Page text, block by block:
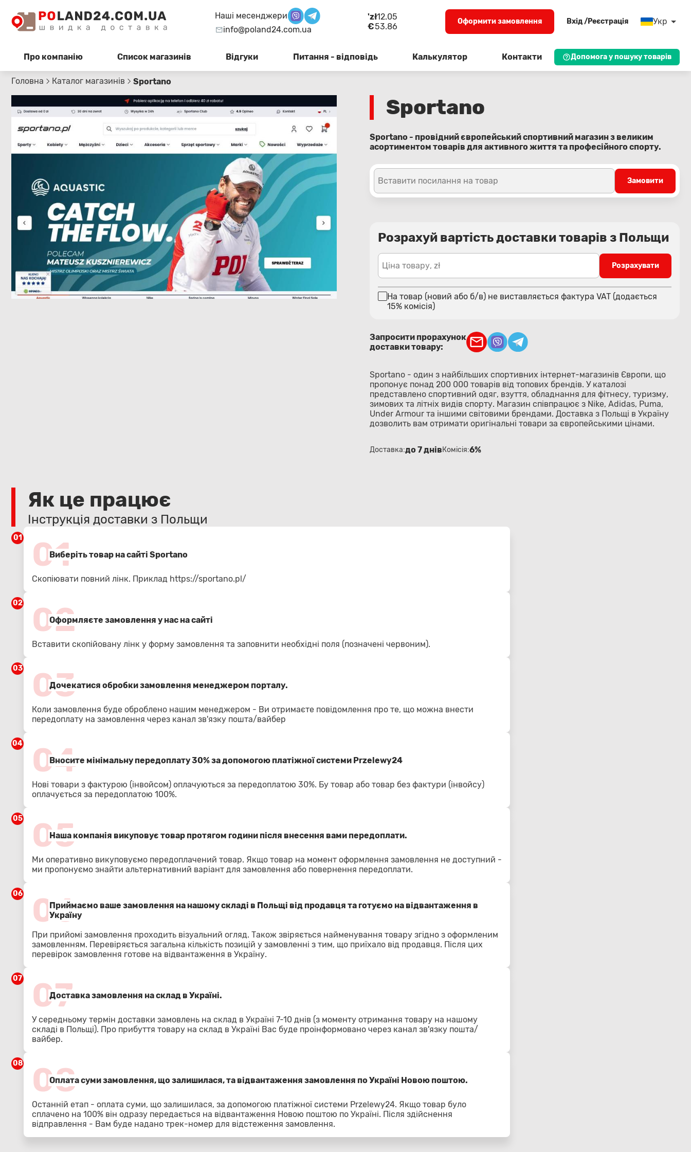
Наші месенджери
info@poland24.com.ua
'zł12.05
€53.86
Оформити замовлення Вхід /Реєстрація Укр
Про компанію Список магазинів Відгуки Питання - відповідь Калькулятор Контакти Допомога у пошуку товарів
Головна Каталог магазинів Sportano
Sportano
Sportano - провідний європейський спортивний магазин з великим
асортиментом товарів для активного життя та професійного спорту.
Вставити посилання на товар Замовити
Розрахуй вартість доставки товарів з Польщи
Ціна товару, zł Розрахувати
На товар (новий або б/в) не виставляється фактура VAT (додається
15% комісія)
Запросити прорахунок
доставки товару:
Sportano - один з найбільших спортивних інтернет-магазинів Європи, що
пропонує понад 200 000 товарів від топових брендів. У каталозі
представлено спортивний одяг, взуття, обладнання для фітнесу, туризму,
зимових та літніх видів спорту. Магазин співпрацює з Nike, Adidas, Puma,
Under Armour та іншими світовими брендами. Доставка з Польщі в Україну
дозволить вам отримати оригінальні товари за європейськими цінами.
Доставка:до 7 днівКомісія:6%
Як це працює
Інструкція доставки з Польщи
01 01
Виберіть товар на сайті Sportano
Скопіювати повний лінк. Приклад https://sportano.pl/
02 02
Оформляєте замовлення у нас на сайті
Вставити скопійовану лінк у форму замовлення та заповнити необхідні поля (позначені червоним).
03 03
Дочекатися обробки замовлення менеджером порталу.
Коли замовлення буде оброблено нашим менеджером - Ви отримаєте повідомлення про те, що можна внести
передоплату на замовлення через канал зв'язку пошта/вайбер
04 04
Вносите мінімальну передоплату 30% за допомогою платіжної системи Przelewy24
Нові товари з фактурою (інвойсом) оплачуються за передоплатою 30%. Бу товар або товар без фактури (інвойсу)
оплачується за передоплатою 100%.
05 05
Наша компанія викуповує товар протягом години після внесення вами передоплати.
Ми оперативно викуповуємо передоплачений товар. Якщо товар на момент оформлення замовлення не доступний -
ми пропонуємо знайти альтернативний варіант для замовлення або повернення передоплати.
06 06
Приймаємо ваше замовлення на нашому складі в Польщі від продавця та готуємо на відвантаження в
Україну
При прийомі замовлення проходить візуальний огляд. Також звіряється найменування товару згідно з оформленим
замовленням. Перевіряється загальна кількість позицій у замовленні з тим, що приїхало від продавця. Після цих
перевірок замовлення готове на відвантаження в Україну.
07 07
Доставка замовлення на склад в Україні.
У середньому термін доставки замовлень на склад в Україні 7-10 днів (з моменту отримання товару на нашому
складі в Польщі). Про прибуття товару на склад в Україні Вас буде проінформовано через канал зв'язку пошта/
вайбер.
08 08
Оплата суми замовлення, що залишилася, та відвантаження замовлення по Україні Новою поштою.
Останній етап - оплата суми, що залишилася, за допомогою платіжної системи Przelewy24. Якщо товар було
сплачено на 100% він одразу передається на відвантаження Новою поштою по Україні. Після здійснення
відправлення - Вам буде надано трек-номер для відстеження замовлення.